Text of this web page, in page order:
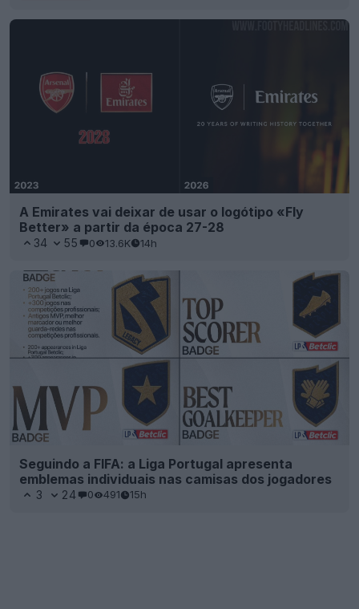
A Emirates vai deixar de usar o logótipo «Fly
Better» a partir da época 27-28
34 55 0 13.6K 14h
Seguindo a FIFA: a Liga Portugal apresenta
emblemas individuais nas camisas dos jogadores
3 24 0 491 15h